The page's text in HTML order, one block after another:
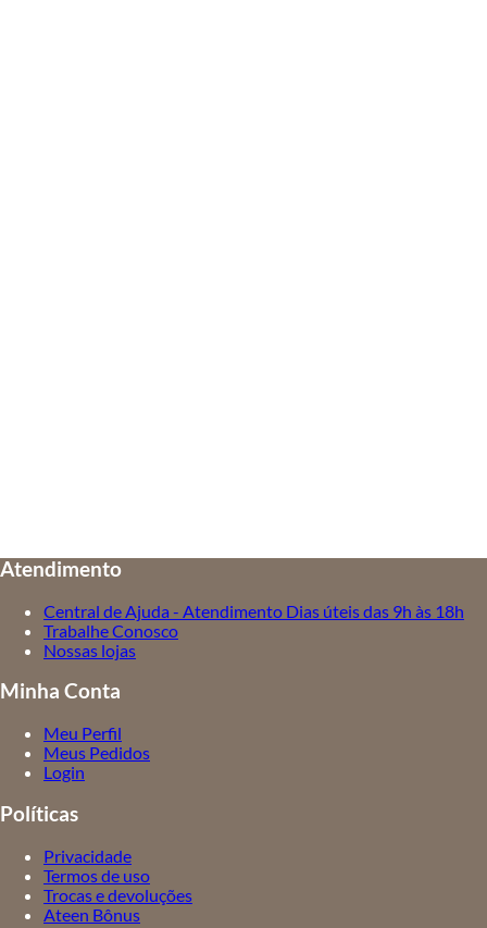
Atendimento
Central de Ajuda - Atendimento Dias úteis das 9h às 18h
Trabalhe Conosco
Nossas lojas
Minha Conta
Meu Perfil
Meus Pedidos
Login
Políticas
Privacidade
Termos de uso
Trocas e devoluções
Ateen Bônus